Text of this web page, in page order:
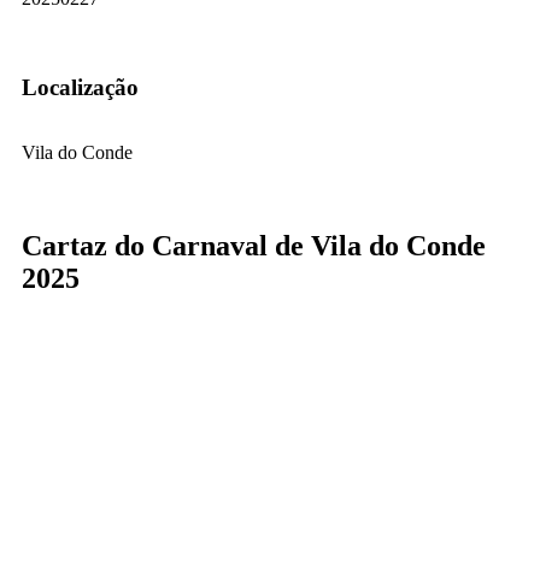
Localização
Vila do Conde
Cartaz do Carnaval de Vila do Conde
2025